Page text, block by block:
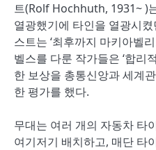
트(Rolf Hochhuth, 1931~ )
열광했기에 타인을 열광시
스트는 ‘최후까지 마키아벨
벨스를 다룬 작가들은 ‘합리
한 보상을 총통신앙과 세계
한 평가를 했다.
무대는 여러 개의 자동차 타
여기저기 배치하고, 매단 타